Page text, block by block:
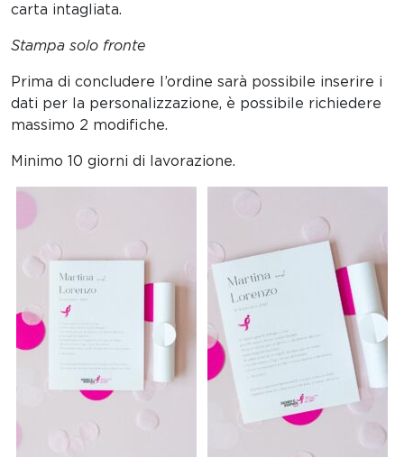
carta intagliata.
Stampa solo fronte
Prima di concludere l’ordine sarà possibile inserire i
dati per la personalizzazione, è possibile richiedere
massimo 2 modifiche.
Minimo 10 giorni di lavorazione.